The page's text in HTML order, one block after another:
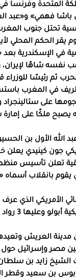
المتحدة
فهمي» و«عبد
ينصب نفسه شاهًا
الله يصبح ملكًا على
الأمريكي الذي
بسكاي لاب ويدوران حول الأرض.
العريش
مصر وإسرائيل
الشيخ زايد بن
بن سعيد وقطر